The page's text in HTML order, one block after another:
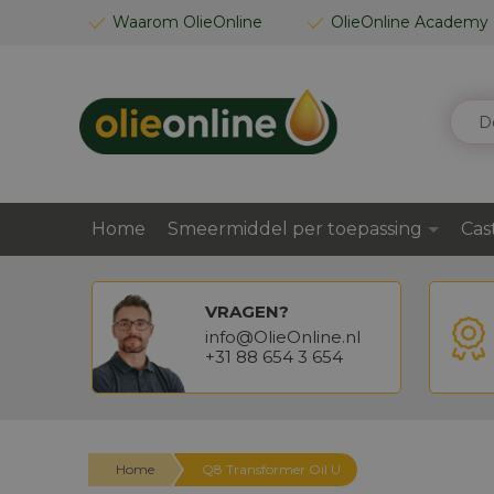
Waarom OlieOnline OlieOnline Academy
GA
ZOEK
Home Smeermiddel per toepassing
VRAGEN?
info@OlieOnline.nl
+31 88 654 3 654
Home Q8 Transformer Oil U